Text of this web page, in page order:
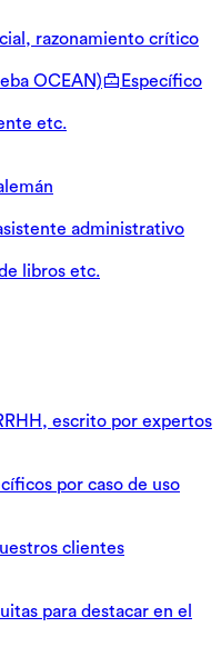
razonamiento crítico
OCEAN)
Específico
etc.
administrativo
libros etc.
escrito por expertos
por caso de uso
clientes
para destacar en el